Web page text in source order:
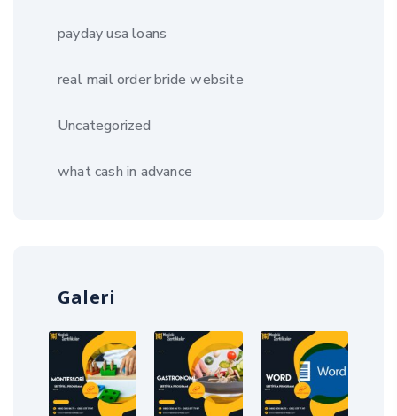
payday usa loans
real mail order bride website
Uncategorized
what cash in advance
Galeri